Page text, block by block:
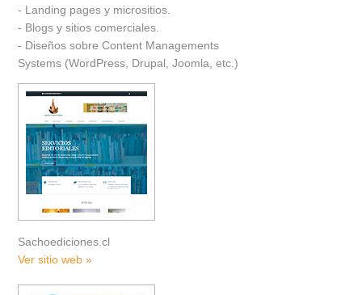
- Landing pages y micrositios.
- Blogs y sitios comerciales.
- Diseños sobre Content Managements
Systems (WordPress, Drupal, Joomla, etc.)
Sachoediciones.cl
Ver sitio web »